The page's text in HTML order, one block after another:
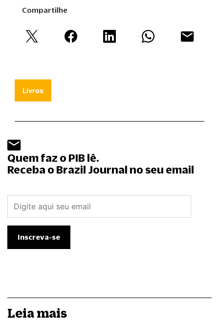
Compartilhe
Livros
Quem faz o PIB lê.
Receba o Brazil Journal no seu email
Leia mais